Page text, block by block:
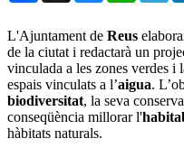
L'Ajuntament de Reus
de la ciutat i redactarà un
vinculada a les zones verdes i
espais vinculats a l’aigua.
biodiversitat, la seva
conseqüència millorar l'
hàbitats naturals.